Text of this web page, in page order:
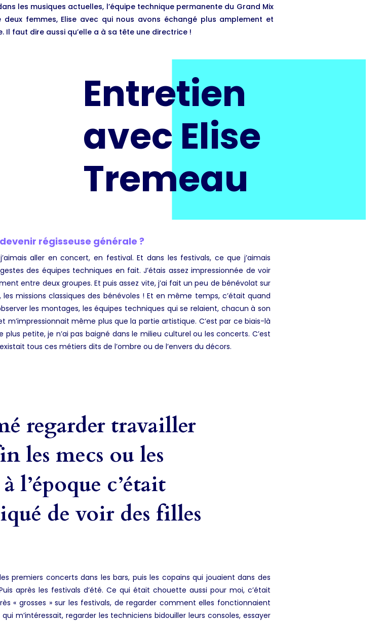
les musiques actuelles, l’équipe technique permanente du Grand Mix
femmes, Elise avec qui nous avons échangé plus amplement et
faut dire aussi qu’elle a à sa tête une directrice !
Entretien
avec Elise
Tremeau
régisseuse générale ?
aller en concert, en festival. Et dans les festivals, ce que j’aimais
des équipes techniques en fait. J’étais assez impressionnée de voir
entre deux groupes. Et puis assez vite, j’ai fait un peu de bénévolat sur
missions classiques des bénévoles ! Et en même temps, c’était quand
les montages, les équipes techniques qui se relaient, chacun à son
m’impressionnait même plus que la partie artistique. C’est par ce biais-là
petite, je n’ai pas baigné dans le milieu culturel ou les concerts. C’est
tous ces métiers dits de l’ombre ou de l’envers du décors.
regarder travailler
les mecs ou les
l’époque c’était
de voir des filles
premiers concerts dans les bars, puis les copains qui jouaient dans des
après les festivals d’été. Ce qui était chouette aussi pour moi, c’était
« grosses » sur les festivals, de regarder comment elles fonctionnaient
m’intéressait, regarder les techniciens bidouiller leurs consoles, essayer